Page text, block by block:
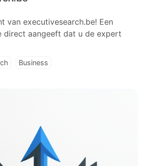
van executivesearch.be! Een
direct aangeeft dat u de expert
Business